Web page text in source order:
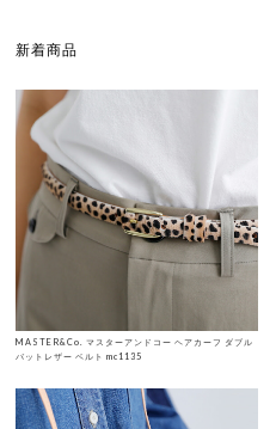
新着商品
MASTER&Co. マスターアンドコー ヘアカーフ ダブル
バットレザー ベルト mc1135